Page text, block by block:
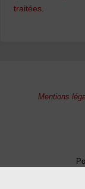
traitées
Mentions